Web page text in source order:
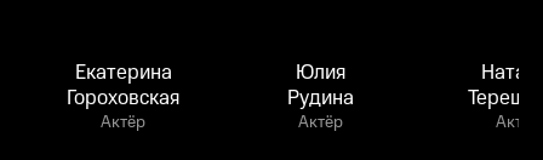
Екатерина
Гороховская
Актёр
Юлия
Рудина
Актёр Актёр